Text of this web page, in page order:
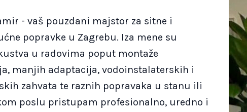
- vaš pouzdani majstor za sitne i
popravke u Zagrebu. Iza mene su
u radovima poput montaže
manjih adaptacija, vodoinstalaterskih i
zahvata te raznih popravaka u stanu ili
poslu pristupam profesionalno, uredno i